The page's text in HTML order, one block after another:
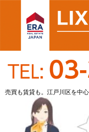
売買も賃貸も。江戸川区を中